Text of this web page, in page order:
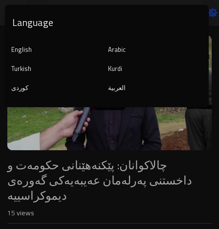
Player
auto
چالاکوانان: پێکنەهێنانی حکومەت و
داخستنی پەرلەمان عەیبەیەکی گەورەی
دیموکراسییە
15views
Language
English
Arabic
Turkish
Kurdi
کوردی
العربية